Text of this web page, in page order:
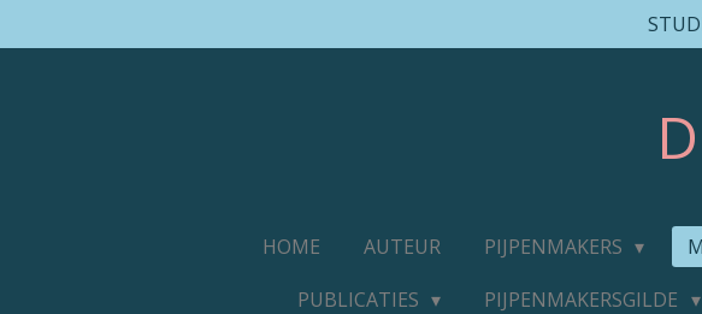
direct
HOME AUTEUR PIJPENMAKERS
PUBLICATIES
PIJPENMAKERSGILDE